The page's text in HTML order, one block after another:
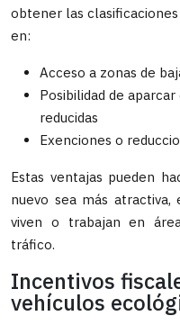
obtener las
en:
Acceso a zonas de
Posibilidad de
reducidas
Exenciones o
Estas ventajas pueden
nuevo sea más
viven o trabajan en
tráfico.
Incentivos
vehículos